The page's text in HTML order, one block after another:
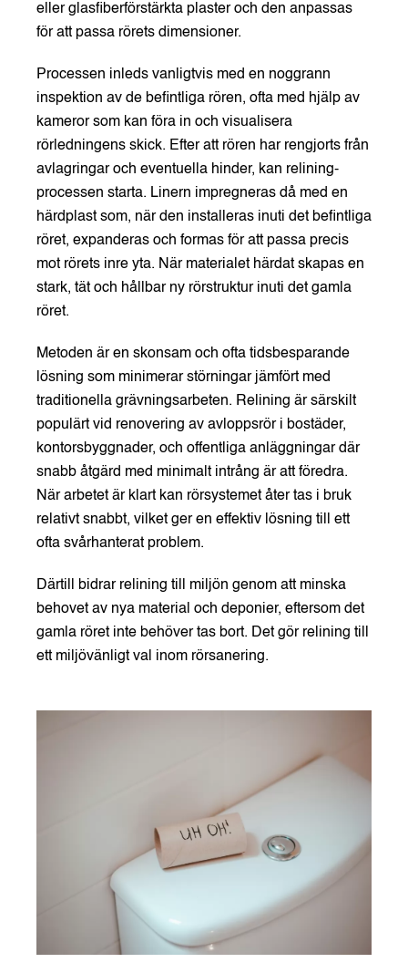
eller glasfiberförstärkta plaster och den anpassas
för att passa rörets dimensioner.
Processen inleds vanligtvis med en noggrann
inspektion av de befintliga rören, ofta med hjälp av
kameror som kan föra in och visualisera
rörledningens skick. Efter att rören har rengjorts från
avlagringar och eventuella hinder, kan relining-
processen starta. Linern impregneras då med en
härdplast som, när den installeras inuti det befintliga
röret, expanderas och formas för att passa precis
mot rörets inre yta. När materialet härdat skapas en
stark, tät och hållbar ny rörstruktur inuti det gamla
röret.
Metoden är en skonsam och ofta tidsbesparande
lösning som minimerar störningar jämfört med
traditionella grävningsarbeten. Relining är särskilt
populärt vid renovering av avloppsrör i bostäder,
kontorsbyggnader, och offentliga anläggningar där
snabb åtgärd med minimalt intrång är att föredra.
När arbetet är klart kan rörsystemet åter tas i bruk
relativt snabbt, vilket ger en effektiv lösning till ett
ofta svårhanterat problem.
Därtill bidrar relining till miljön genom att minska
behovet av nya material och deponier, eftersom det
gamla röret inte behöver tas bort. Det gör relining till
ett miljövänligt val inom rörsanering.